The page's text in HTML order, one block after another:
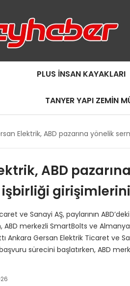
PLUS İNSAN KAYAKLARI
TANYER YAPI ZEMIN
Elektrik, ABD pazarına yönelik
ABD
ve Sanayi AŞ, paylarının
ABD merkezli SmartBolts ve
Ankara Gersan Elektrik Ticaret ve
sürecini başlatırken, ABD